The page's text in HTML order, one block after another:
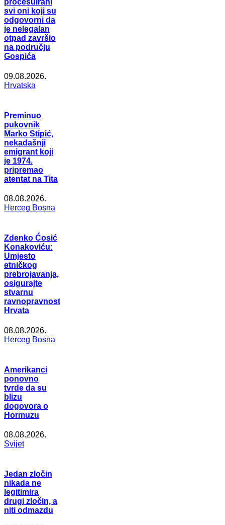
procesuirani
svi oni koji su
odgovorni da
je nelegalan
otpad završio
na području
Gospića
09.08.2026.
Hrvatska
Preminuo
pukovnik
Marko Stipić,
nekadašnji
emigrant koji
je 1974.
pripremao
atentat na Tita
08.08.2026.
Herceg Bosna
Zdenko Ćosić
Konakoviću:
Umjesto
etničkog
prebrojavanja,
osigurajte
stvarnu
ravnopravnost
Hrvata
08.08.2026.
Herceg Bosna
Amerikanci
ponovno
tvrde da su
blizu
dogovora o
Hormuzu
08.08.2026.
Svijet
Jedan zločin
nikada ne
legitimira
drugi zločin, a
niti odmazdu